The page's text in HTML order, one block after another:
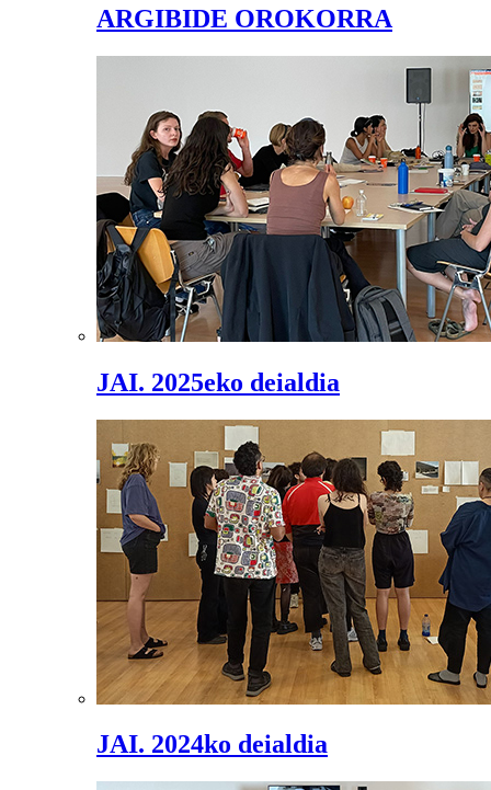
ARGIBIDE OROKORRA
JAI. 2025eko deialdia
JAI. 2024ko deialdia